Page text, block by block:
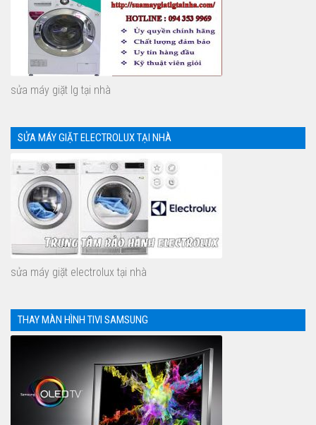
sửa máy giặt lg tại nhà
SỬA MÁY GIẶT ELECTROLUX TẠI NHÀ
sửa máy giặt electrolux tại nhà
THAY MÀN HÌNH TIVI SAMSUNG